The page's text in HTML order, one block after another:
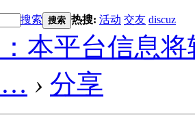
搜索 搜索 热搜: 活动 交友 discuz
本平台信息
› 分享